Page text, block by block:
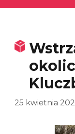
25 kwietnia